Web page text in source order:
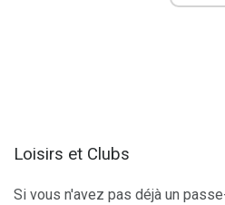
Loisirs et Clubs
Si vous n'avez pas déjà un